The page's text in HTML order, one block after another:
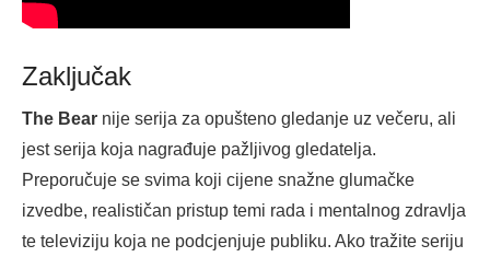
Zaključak
The Bear nije serija za opušteno gledanje uz večeru, ali
jest serija koja nagrađuje pažljivog gledatelja.
Preporučuje se svima koji cijene snažne glumačke
izvedbe, realističan pristup temi rada i mentalnog zdravlja
te televiziju koja ne podcjenjuje publiku. Ako tražite seriju